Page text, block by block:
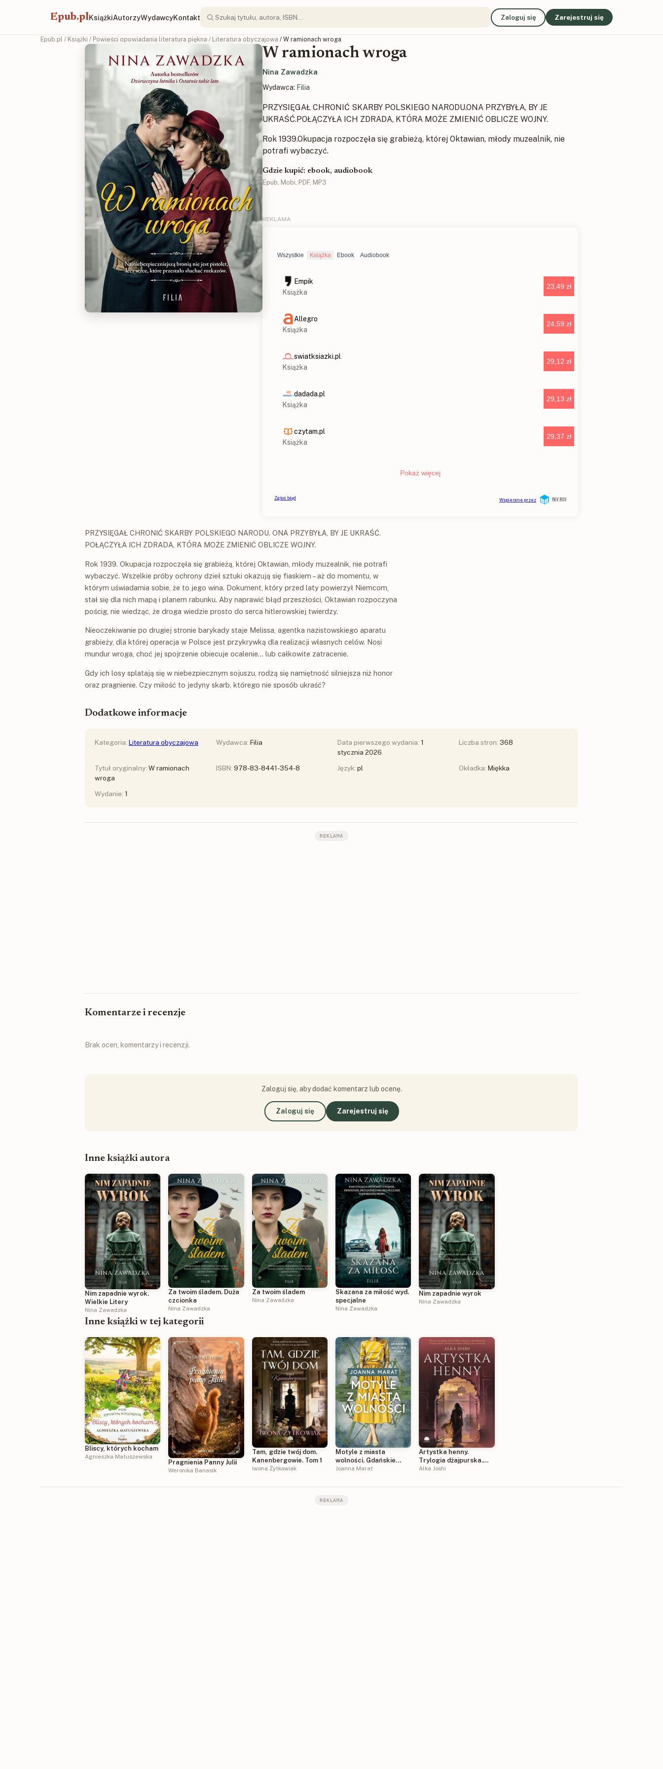
Epub.plKsiążkiAutorzyWydawcyKontakt Zaloguj się Zarejestruj się
Epub.pl / Książki / Powieści opowiadania literatura piękna / Literatura obyczajowa / W ramionach wroga
W ramionach wroga
Nina Zawadzka
Wydawca: Filia
PRZYSIĘGAŁ CHRONIĆ SKARBY POLSKIEGO NARODU.ONA PRZYBYŁA, BY JE
UKRAŚĆ.POŁĄCZYŁA ICH ZDRADA, KTÓRA MOŻE ZMIENIĆ OBLICZE WOJNY.
Rok 1939.Okupacja rozpoczęła się grabieżą, której Oktawian, młody muzealnik, nie
potrafi wybaczyć.
Gdzie kupić: ebook, audiobook
Epub, Mobi, PDF, MP3
PRZYSIĘGAŁ CHRONIĆ SKARBY POLSKIEGO NARODU. ONA PRZYBYŁA, BY JE UKRAŚĆ.
POŁĄCZYŁA ICH ZDRADA, KTÓRA MOŻE ZMIENIĆ OBLICZE WOJNY.
Rok 1939. Okupacja rozpoczęła się grabieżą, której Oktawian, młody muzealnik, nie potrafi
wybaczyć. Wszelkie próby ochrony dzieł sztuki okazują się fiaskiem – aż do momentu, w
którym uświadamia sobie, że to jego wina. Dokument, który przed laty powierzył Niemcom,
stał się dla nich mapą i planem rabunku. Aby naprawić błąd przeszłości, Oktawian rozpoczyna
pościg, nie wiedząc, że droga wiedzie prosto do serca hitlerowskiej twierdzy.
Nieoczekiwanie po drugiej stronie barykady staje Melissa, agentka nazistowskiego aparatu
grabieży, dla której operacja w Polsce jest przykrywką dla realizacji własnych celów. Nosi
mundur wroga, choć jej spojrzenie obiecuje ocalenie… lub całkowite zatracenie.
Gdy ich losy splatają się w niebezpiecznym sojuszu, rodzą się namiętność silniejsza niż honor
oraz pragnienie. Czy miłość to jedyny skarb, którego nie sposób ukraść?
Dodatkowe informacje
Kategoria: Literatura obyczajowa Wydawca: Filia Data pierwszego wydania: 1
stycznia 2026
Liczba stron: 368
Tytuł oryginalny: W ramionach
wroga
ISBN: 978-83-8441-354-8 Język: pl Okładka: Miękka
Wydanie: 1
REKLAMA
Komentarze i recenzje
Brak ocen, komentarzy i recenzji.
Zaloguj się, aby dodać komentarz lub ocenę.
Zaloguj się Zarejestruj się
Inne książki autora
Nim zapadnie wyrok.
Wielkie Litery
Nina Zawadzka
Za twoim śladem. Duża
czcionka
Nina Zawadzka
Za twoim śladem
Nina Zawadzka
Skazana za miłość wyd.
specjalne
Nina Zawadzka
Nim zapadnie wyrok
Nina Zawadzka
Inne książki w tej kategorii
Bliscy, których kocham
Agnieszka Matuszewska
Pragnienia Panny Julii
Weronika Banasik
Tam, gdzie twój dom.
Kanenbergowie. Tom 1
Iwona Żytkowiak
Motyle z miasta
wolności. Gdańskie
historie. Tom 1
Joanna Marat
Artystka henny.
Trylogia dżajpurska.
Tom 1
Alka Joshi
REKLAMA